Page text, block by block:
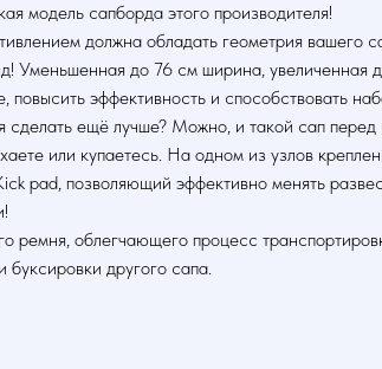
модель сапборда этого производителя!
должна обладать геометрия вашего
Уменьшенная до 76 см ширина,
эффективность и способствовать
ещё лучше? Можно, и такой сап
или купаетесь. На одном из узлов
pad, позволяющий эффективно менять
ремня, облегчающего процесс
другого сапа.